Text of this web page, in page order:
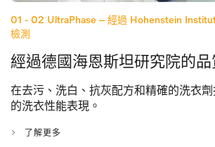
01 - 02 UltraPhase – 經過 Hohenstein
檢測
經過德國海恩斯坦研究院的
在去污、洗白、抗灰配方和精確的洗衣
的洗衣性能表現。
了解更多